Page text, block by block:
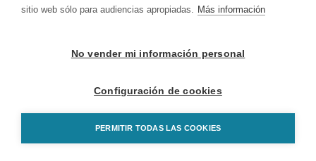
sitio web sólo para audiencias apropiadas. Más información
No vender mi información personal
Configuración de cookies
PERMITIR TODAS LAS COOKIES